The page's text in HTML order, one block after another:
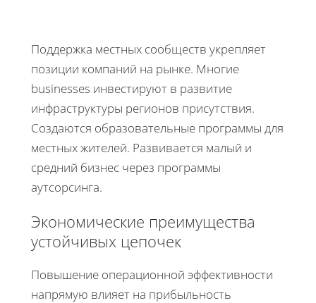
Поддержка местных сообществ укрепляет
позиции компаний на рынке. Многие
businesses инвестируют в развитие
инфраструктуры регионов присутствия.
Создаются образовательные программы для
местных жителей. Развивается малый и
средний бизнес через программы
аутсорсинга.
Экономические преимущества
устойчивых цепочек
Повышение операционной эффективности
напрямую влияет на прибыльность